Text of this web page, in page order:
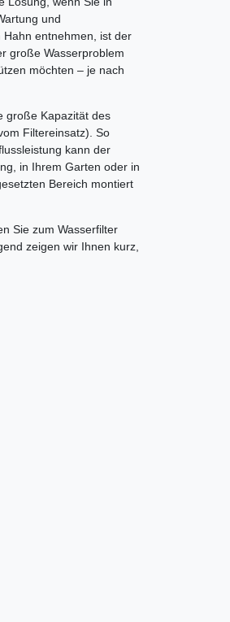
und
Hahn entnehmen, ist der
große Wasserproblem
möchten – je nach
große Kapazität des
Filtereinsatz). So
kann der
in Ihrem Garten oder in
Bereich montiert
Sie zum Wasserfilter
zeigen wir Ihnen kurz,